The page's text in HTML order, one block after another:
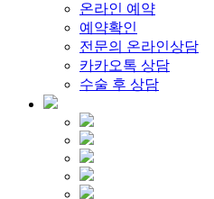
온라인 예약
예약확인
전문의 온라인상담
카카오톡 상담
수술 후 상담